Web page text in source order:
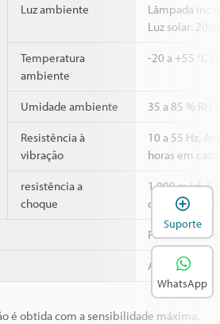
Luz ambiente
Lâmpada
Luz solar:
Temperatura
ambiente
-20 a +55 °C
Umidade ambiente 35 a 85 % RH
Resistência à
vibração
10 a 55 Hz,
horas em
resistência a
choque
1,000 m/s2, 6
direções X, Y
Plástico
Aprox. 25 g
é obtida com a sensibilidade máxima.
Suporte
WhatsApp